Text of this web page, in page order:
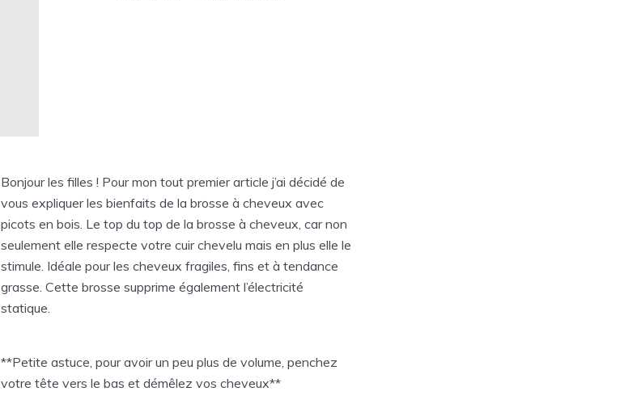
Bonjour les filles ! Pour mon tout premier article j’ai décidé de
vous expliquer les bienfaits de la brosse à cheveux avec
picots en bois. Le top du top de la brosse à cheveux, car non
seulement elle respecte votre cuir chevelu mais en plus elle le
stimule. Idéale pour les cheveux fragiles, fins et à tendance
grasse. Cette brosse supprime également l’électricité
statique.
**Petite astuce, pour avoir un peu plus de volume, penchez
votre tête vers le bas et démêlez vos cheveux**